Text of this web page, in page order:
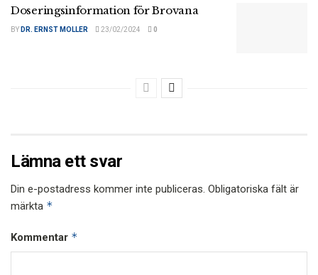
Doseringsinformation för Brovana
BY DR. ERNST MOLLER 23/02/2024 0
Lämna ett svar
Din e-postadress kommer inte publiceras. Obligatoriska fält är
märkta *
Kommentar *